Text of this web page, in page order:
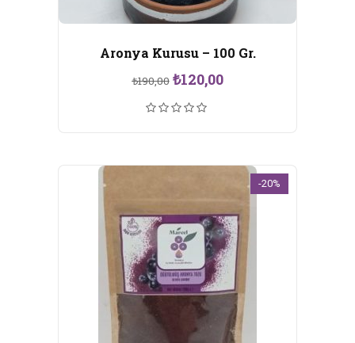
Aronya Kurusu – 100 Gr.
₺190,00 Orijinal
fiyat:
₺190,00.
₺120,00Şu
-20%